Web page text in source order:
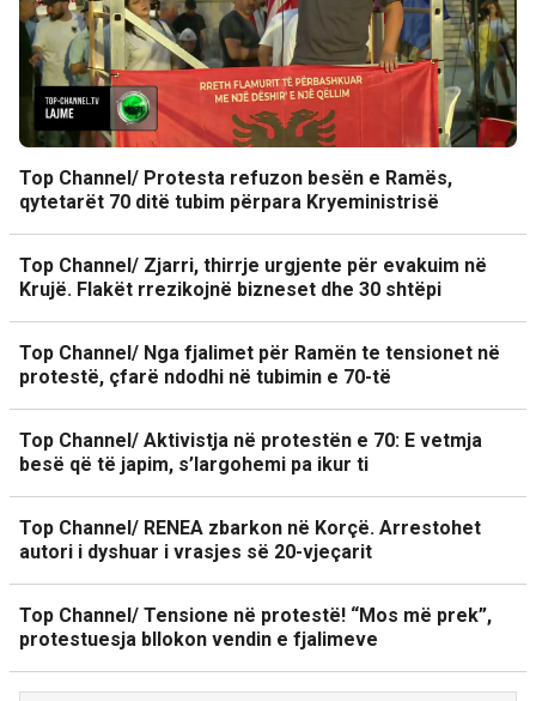
Top Channel/ Protesta refuzon besën e Ramës,
qytetarët 70 ditë tubim përpara Kryeministrisë
Top Channel/ Zjarri, thirrje urgjente për evakuim në
Krujë. Flakët rrezikojnë bizneset dhe 30 shtëpi
Top Channel/ Nga fjalimet për Ramën te tensionet në
protestë, çfarë ndodhi në tubimin e 70-të
Top Channel/ Aktivistja në protestën e 70: E vetmja
besë që të japim, s’largohemi pa ikur ti
Top Channel/ RENEA zbarkon në Korçë. Arrestohet
autori i dyshuar i vrasjes së 20-vjeçarit
Top Channel/ Tensione në protestë! “Mos më prek”,
protestuesja bllokon vendin e fjalimeve